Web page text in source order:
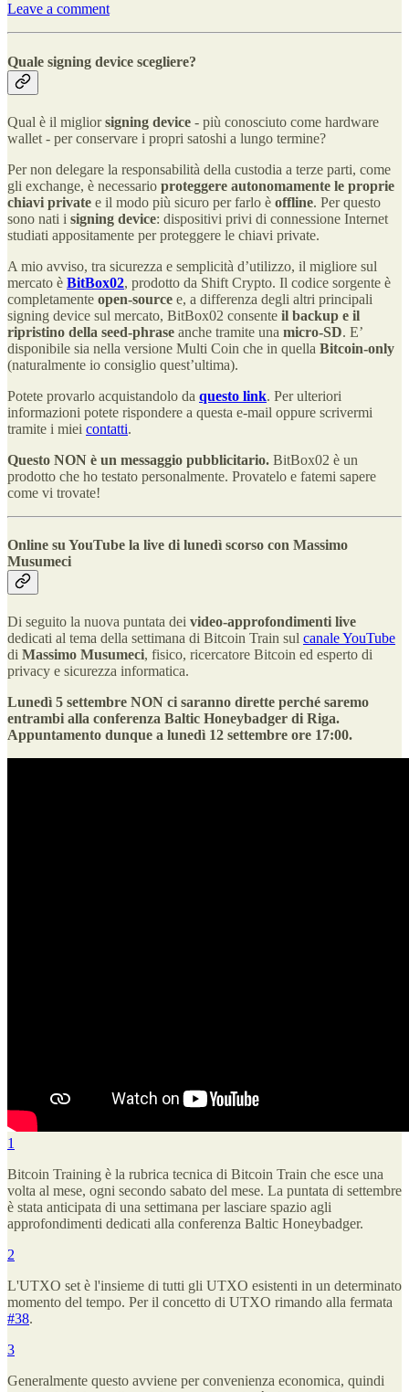
Leave a comment
Quale signing device scegliere?
Qual è il migliorsigning device - più conosciuto come hardware
wallet - per conservare i propri satoshi a lungo termine?
Per non delegare la responsabilità della custodia a terze parti, come
gli exchange, è necessario proteggere autonomamente le proprie
chiavi private e il modo più sicuro per farlo è offline. Per questo
sono nati i signing device: dispositivi privi di connessione Internet
studiati appositamente per proteggere le chiavi private.
A mio avviso, tra sicurezza e semplicità d’utilizzo, il migliore sul
mercato è BitBox02, prodotto da Shift Crypto. Il codice sorgente è
completamente open-source e, a differenza degli altri principali
signing device sul mercato, BitBox02 consente il backup e il
ripristino della seed-phrase anche tramite una micro-SD. E’
disponibile sia nella versione Multi Coin che in quella Bitcoin-only
(naturalmente io consiglio quest’ultima).
Potete provarlo acquistandolo da questo link. Per ulteriori
informazioni potete rispondere a questa e-mail oppure scrivermi
tramite i miei contatti.
Questo NON è un messaggio pubblicitario. BitBox02 è un
prodotto che ho testato personalmente. Provatelo e fatemi sapere
come vi trovate!
Online su YouTube la live di lunedì scorso con Massimo
Musumeci
Di seguito la nuova puntata dei video-approfondimenti live
dedicati al tema della settimana di Bitcoin Train sul canale YouTube
di Massimo Musumeci, fisico, ricercatore Bitcoin ed esperto di
privacy e sicurezza informatica.
Lunedì 5 settembre NON ci saranno dirette perché saremo
entrambi alla conferenza Baltic Honeybadger di Riga.
Appuntamento dunque a lunedì 12 settembre ore 17:00.
1
Bitcoin Training è la rubrica tecnica di Bitcoin Train che esce una
volta al mese, ogni secondo sabato del mese. La puntata di settembre
è stata anticipata di una settimana per lasciare spazio agli
approfondimenti dedicati alla conferenza Baltic Honeybadger.
2
L'UTXO set è l'insieme di tutti gli UTXO esistenti in un determinato
momento del tempo. Per il concetto di UTXO rimando alla fermata
#38.
3
Generalmente questo avviene per convenienza economica, quindi